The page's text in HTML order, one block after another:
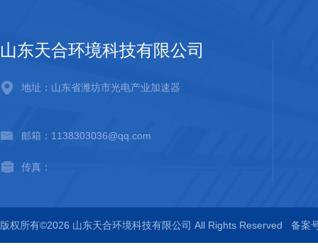
山东天合环境科技有限公司
地址：山东省潍坊市光电产业加速器
邮箱：1138303036@qq.com
传真：
版权所有©2026 山东天合环境科技有限公司 All Rights Reserved 备案